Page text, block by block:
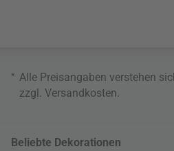
* Alle Preisangaben verstehen
zzgl. Versandkosten
Beliebte Dekorationen